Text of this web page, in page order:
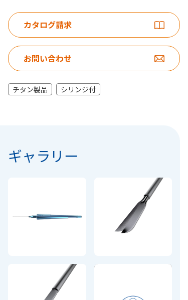
カタログ請求
お問い合わせ
チタン製品 シリンジ付
ギャラリー